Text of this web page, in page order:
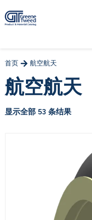
首页 航空航天
航空航天
显示全部 53 条结果